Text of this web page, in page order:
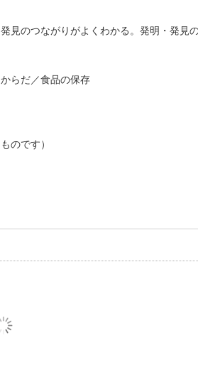
のつながりがよくわかる。発明・発見
らだ／食品の保存
のです）